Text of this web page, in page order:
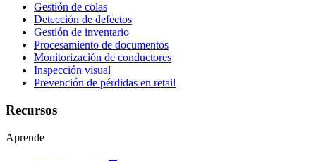
Gestión de colas
Detección de defectos
Gestión de inventario
Procesamiento de documentos
Monitorización de conductores
Inspección visual
Prevención de pérdidas en retail
Recursos
Aprende